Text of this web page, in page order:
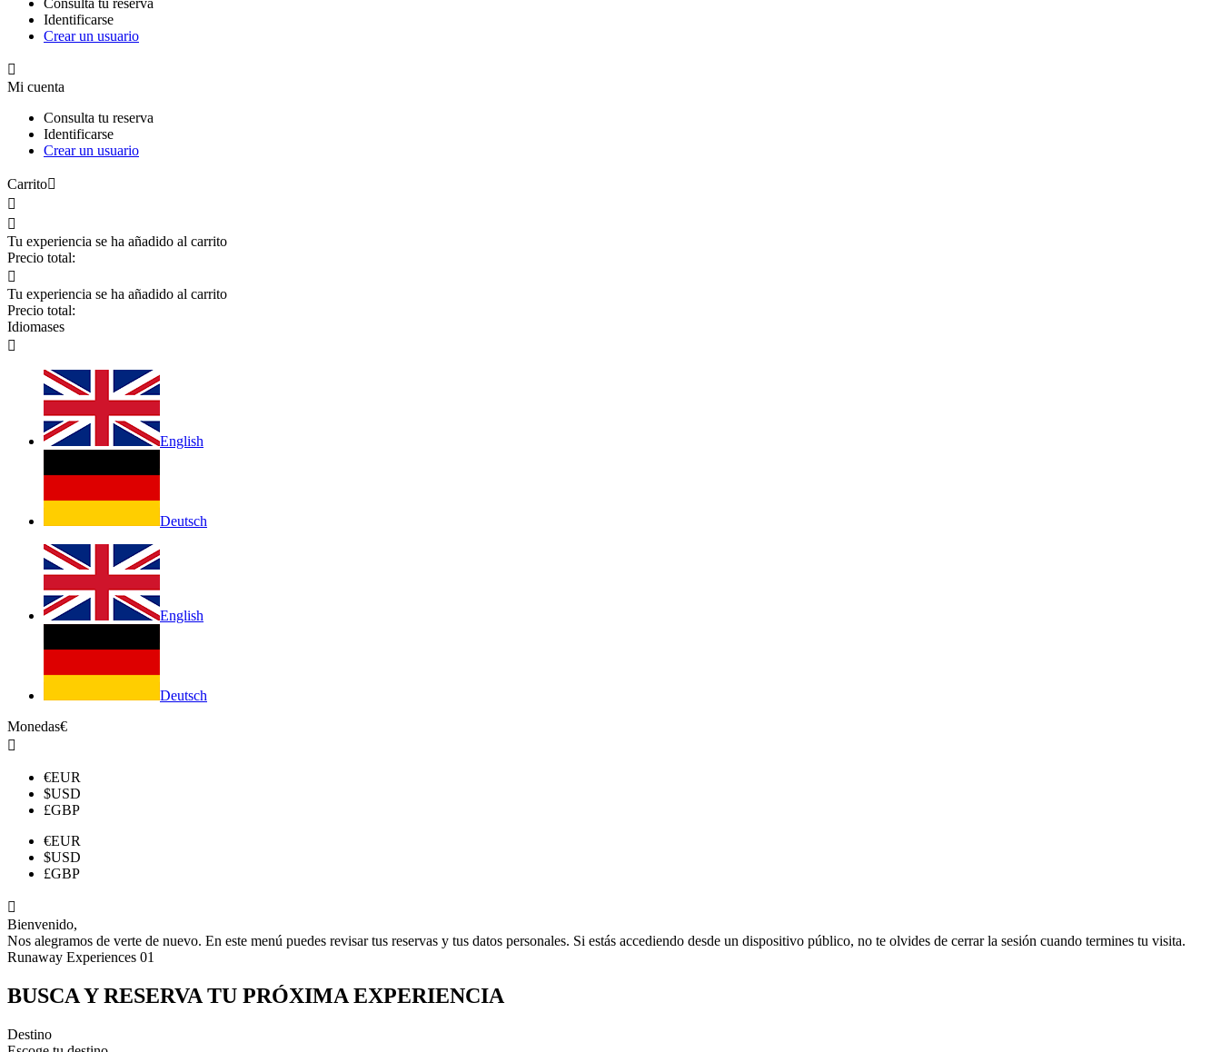
Consulta tu reserva
Identificarse
Crear un usuario

Mi cuenta
Consulta tu reserva
Identificarse
Crear un usuario
Carrito


Tu experiencia se ha añadido al carrito
Precio total:

Tu experiencia se ha añadido al carrito
Precio total:
Idiomases

English
Deutsch
English
Deutsch
Monedas€

€EUR
$USD
£GBP
€EUR
$USD
£GBP

Bienvenido,
Nos alegramos de verte de nuevo. En este menú puedes revisar tus reservas y tus datos personales. Si estás accediendo desde un dispositivo público, no te olvides de cerrar la sesión cuando termines tu visita.
Runaway Experiences 01
BUSCA Y RESERVA TU PRÓXIMA EXPERIENCIA
Destino